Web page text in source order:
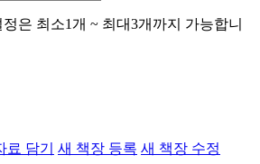
은 최소1개 ~ 최대3개까지 가능합니
담기 새 책장 등록 새 책장 수정